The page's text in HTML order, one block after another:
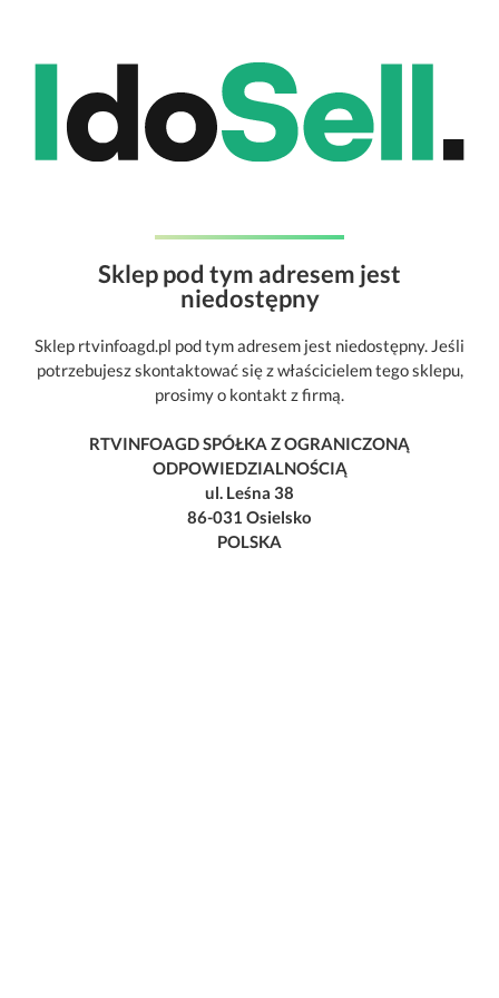
Sklep pod tym adresem jest
niedostępny
Sklep rtvinfoagd.pl pod tym adresem jest niedostępny. Jeśli
potrzebujesz skontaktować się z właścicielem tego sklepu,
prosimy o kontakt z firmą.
RTVINFOAGD SPÓŁKA Z OGRANICZONĄ
ODPOWIEDZIALNOŚCIĄ
ul. Leśna 38
86-031 Osielsko
POLSKA